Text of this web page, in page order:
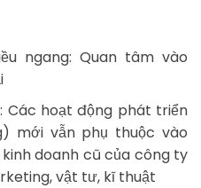
ngang: Quan tâm vào
Các hoạt động phát triển
mới vẫn phụ thuộc vào
doanh cũ của công ty
vật tư, kĩ thuật